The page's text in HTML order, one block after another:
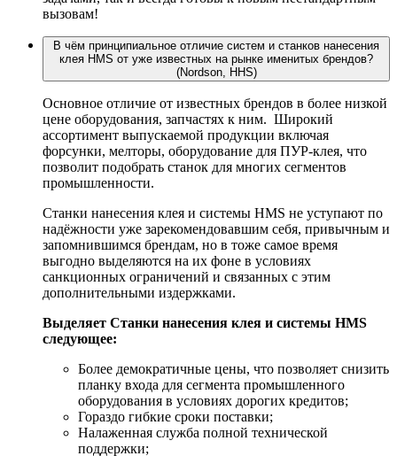
вызовам!
В чём принципиальное отличие систем и станков нанесения
клея HMS от уже известных на рынке именитых брендов?
(Nordson, HHS)
Основное отличие от известных брендов в более низкой
цене оборудования, запчастях к ним. Широкий
ассортимент выпускаемой продукции включая
форсунки, мелторы, оборудование для ПУР-клея, что
позволит подобрать станок для многих сегментов
промышленности.
Станки нанесения клея и системы HMS не уступают по
надёжности уже зарекомендовавшим себя, привычным и
запомнившимся брендам, но в тоже самое время
выгодно выделяются на их фоне в условиях
санкционных ограничений и связанных с этим
дополнительными издержками.
Выделяет Станки нанесения клея и системы HMS
следующее:
Более демократичные цены, что позволяет снизить
планку входа для сегмента промышленного
оборудования в условиях дорогих кредитов;
Гораздо гибкие сроки поставки;
Налаженная служба полной технической
поддержки;